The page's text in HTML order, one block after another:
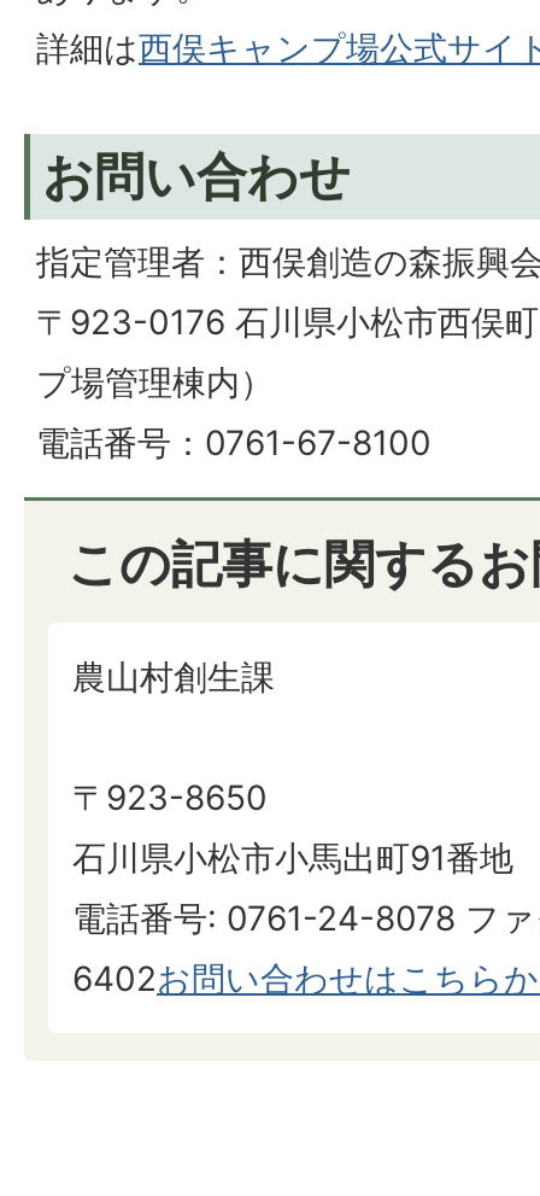
詳細は西俣キャンプ場公式サイ
お問い合わせ
指定管理者：西俣創造の森振興
〒923-0176 石川県小松市西俣
プ場管理棟内）
電話番号：0761-67-8100
この記事に関する
農山村創生課
〒923-8650
石川県小松市小馬出町91番地
電話番号: 0761-24-8078 フ
6402お問い合わせはこちら